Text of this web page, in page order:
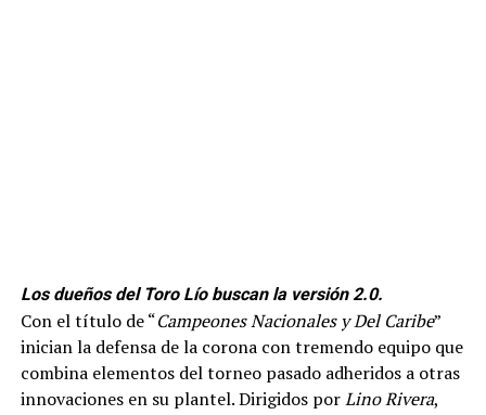
Los dueños del Toro Lío buscan la versión 2.0.
Con el título de “Campeones Nacionales y Del Caribe”
inician la defensa de la corona con tremendo equipo que
combina elementos del torneo pasado adheridos a otras
innovaciones en su plantel. Dirigidos porLino Rivera,